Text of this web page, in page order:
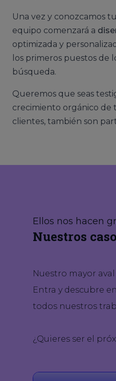
Una vez y conozcamos
equipo comenzará a
optimizada y
los primeros puestos de
búsqueda.
Queremos que seas
crecimiento orgánico de
clientes, también son
Ellos nos hacen
Nuestros
Nuestro mayor
Entra y descubre
todos nuestros
¿Quieres ser el